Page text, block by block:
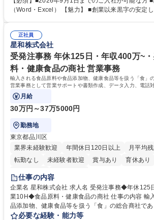
話・来客対応 ■物件の鍵や社内の備品管理 ■データ
（Word・Excel） 【魅力】 ■創業以来黒字の安定した経営基盤で長期的に
のOJTで業務を習得可能、未経験でもしっかりサポート 学歴・資
歴：大学院 大学 高専 短大 語学力： 資格：
正社員
星和株式会社
受発注事務 年休125日・年収400万~
料・健康食品の商社 営業事務
輸入される食品原料や食品添加物、健康食品等を扱う「食」
営業事務として営業サポートや書類作成、データ入力、電話
す。
月給
30万円～37万5000円
勤務地
東京都品川区
業界未経験歓迎
年間休日120日以上
月平均
転勤なし
未経験者歓迎 賞与あり 育休あり
交通費支給
仕事の内容
企業名 星和株式会社 求人名 受発注事務◆年休125日・年収400万～・残
業10H◆食品原料・健康食品の商社 仕事の内容 輸入される食品原料や食
品添加物、健康食品等を扱う「食」の総合商社で
として営業サポートや書類作成、データ入力、電話
必要な経験・能力等